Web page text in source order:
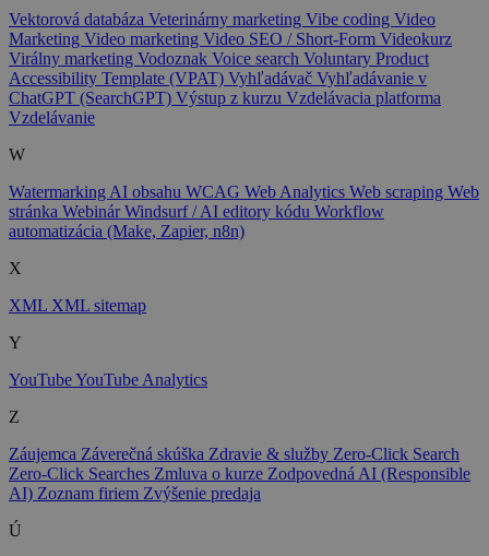
Vektorová databáza Veterinárny marketing Vibe coding Video
Marketing Video marketing Video SEO / Short-Form Videokurz
Virálny marketing Vodoznak Voice search Voluntary Product
Accessibility Template (VPAT) Vyhľadávač Vyhľadávanie v
ChatGPT (SearchGPT) Výstup z kurzu Vzdelávacia platforma
Vzdelávanie
W
Watermarking AI obsahu WCAG Web Analytics Web scraping Web
stránka WebinárWindsurf / AI editory kódu Workflow
automatizácia (Make, Zapier, n8n)
X
XML XML sitemap
Y
YouTubeYouTube Analytics
Z
Záujemca Záverečná skúška Zdravie & služby Zero-Click Search
Zero-Click Searches Zmluva o kurze Zodpovedná AI (Responsible
AI) Zoznam firiem Zvýšenie predaja
Ú